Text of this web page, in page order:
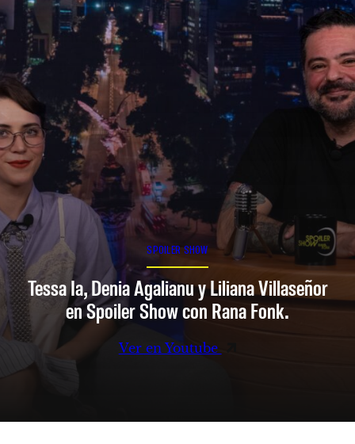
SPOILER SHOW
Tessa Ia, Denia Agalianu y Liliana Villaseñor
en Spoiler Show con Rana Fonk.
Ver en Youtube